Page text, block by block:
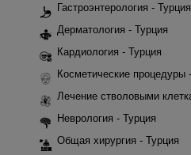
Гастроэнтерология - Турция
Дерматология - Турция
Кардиология - Турция
Косметические процедуры
Лечение стволовыми
Неврология - Турция
Общая хирургия - Турция